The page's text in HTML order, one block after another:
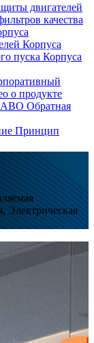
двигателей
качества
Корпуса
пуска Корпуса
о продукте
Обратная
Принцип
Электрическая